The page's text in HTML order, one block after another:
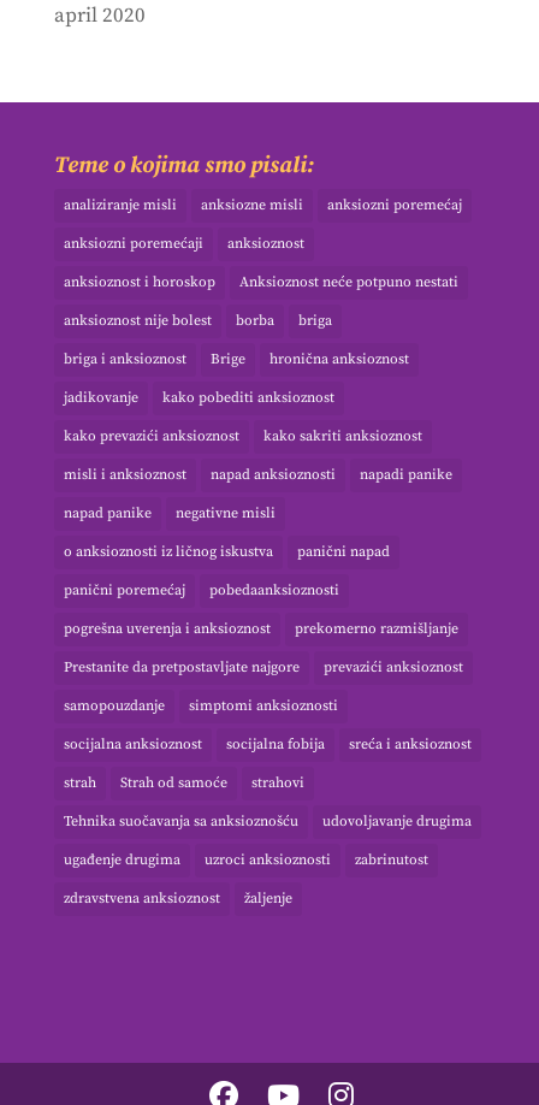
april 2020
Teme o kojima smo pisali:
analiziranje misli anksiozne misli anksiozni poremećaj
anksiozni poremećaji anksioznost
anksioznost i horoskop Anksioznost neće potpuno nestati
anksioznost nije bolest borba briga
briga i anksioznost Brige hronična anksioznost
jadikovanje kako pobediti anksioznost
kako prevazići anksioznost kako sakriti anksioznost
misli i anksioznost napad anksioznosti napadi panike
napad panike negativne misli
o anksioznosti iz ličnog iskustva panični napad
panični poremećaj pobedaanksioznosti
pogrešna uverenja i anksioznost prekomerno razmišljanje
Prestanite da pretpostavljate najgore prevazići anksioznost
samopouzdanje simptomi anksioznosti
socijalna anksioznost socijalna fobija sreća i anksioznost
strah Strah od samoće strahovi
Tehnika suočavanja sa anksioznošću udovoljavanje drugima
ugađenje drugima uzroci anksioznosti zabrinutost
zdravstvena anksioznost žaljenje